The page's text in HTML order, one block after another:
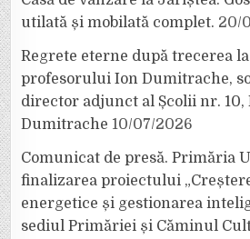
utilată și mobilată complet. 20/
Regrete eterne după trecerea
profesorului Ion Dumitrache,
director adjunct al Școlii nr.
Dumitrache 10/07/2026
Comunicat de presă. Primăria
finalizarea proiectului
energetice și gestionarea
sediul Primăriei și Căminul